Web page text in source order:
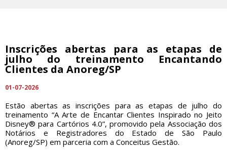
Inscrições abertas para as etapas de
julho do treinamento Encantando
Clientes da Anoreg/SP
01-07-2026
Estão abertas as inscrições para as etapas de julho do
treinamento “A Arte de Encantar Clientes Inspirado no Jeito
Disney® para Cartórios 4.0”, promovido pela Associação dos
Notários e Registradores do Estado de São Paulo
(Anoreg/SP) em parceria com a Conceitus Gestão.